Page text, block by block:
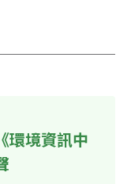
環境資訊中